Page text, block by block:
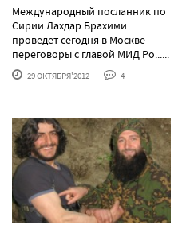
Международный посланник по
Сирии Лахдар Брахими
проведет сегодня в Москве
переговоры с главой МИД Ро......
29 ОКТЯБРЯ'2012 4